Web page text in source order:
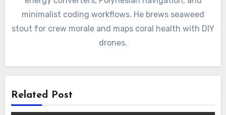
minimalist coding workflows. He brews seaweed
stout for crew morale and maps coral health with DIY
drones.
Related Post